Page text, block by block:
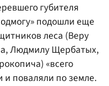
губителя
подошли еще
леса (Веру
Людмилу Щербатых,
«всего
и поваляли по земле.